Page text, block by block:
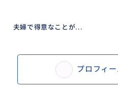
夫婦で得意なことが...
プロフィ